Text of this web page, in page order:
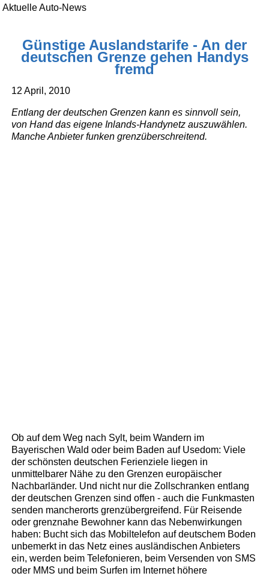
Aktuelle Auto-News
Günstige Auslandstarife - An der
deutschen Grenze gehen Handys
fremd
12 April, 2010
Entlang der deutschen Grenzen kann es sinnvoll sein,
von Hand das eigene Inlands-Handynetz auszuwählen.
Manche Anbieter funken grenzüberschreitend.
Ob auf dem Weg nach Sylt, beim Wandern im
Bayerischen Wald oder beim Baden auf Usedom: Viele
der schönsten deutschen Ferienziele liegen in
unmittelbarer Nähe zu den Grenzen europäischer
Nachbarländer. Und nicht nur die Zollschranken entlang
der deutschen Grenzen sind offen - auch die Funkmasten
senden mancherorts grenzübergreifend. Für Reisende
oder grenznahe Bewohner kann das Nebenwirkungen
haben: Bucht sich das Mobiltelefon auf deutschem Boden
unbemerkt in das Netz eines ausländischen Anbieters
ein, werden beim Telefonieren, beim Versenden von SMS
oder MMS und beim Surfen im Internet höhere